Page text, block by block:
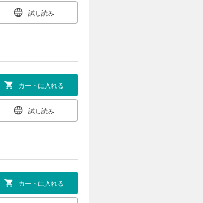
試し読み
カートに入れる
試し読み
カートに入れる